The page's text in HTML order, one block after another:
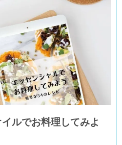
イルでお料理してみよ